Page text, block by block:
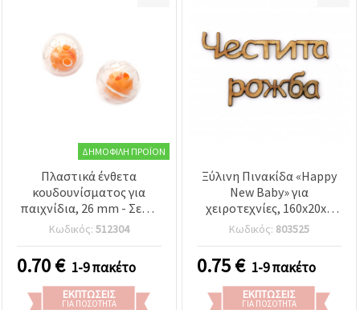
ΔΗΜΟΦΙΛΉ ΠΡΟΪΌΝ
Πλαστικά ένθετα
κουδουνίσματος για
παιχνίδια, 26 mm - Σετ 2
τεμ.
Κωδικός: 512304
0.70€ 1-9 πακέτο
ΕΚΠΤΏΣΕΙΣ
ΓΙΑ ΠΟΣΌΤΗΤΑ
Ξύλινη Πινακίδα «Happy
New Baby» για
χειροτεχνίες, 160x20x3
mm
Κωδικός: 803525
0.75€ 1-9 πακέτο
ΕΚΠΤΏΣΕΙΣ
ΓΙΑ ΠΟΣΌΤΗΤΑ